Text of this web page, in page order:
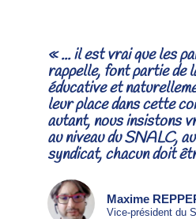
« ... il est vrai que les
rappelle, font partie de
éducative et
leur place dans cette
autant, nous insistons
au niveau du SNALC,
syndicat, chacun doit
Maxime
Vice-président du